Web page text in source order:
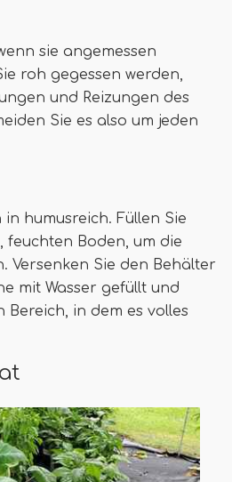
sie angemessen
roh gegessen werden,
und Reizungen des
Sie es also um jeden
in humusreich. Füllen Sie
feuchten Boden, um die
Versenken Sie den Behälter
mit Wasser gefüllt und
Bereich, in dem es volles